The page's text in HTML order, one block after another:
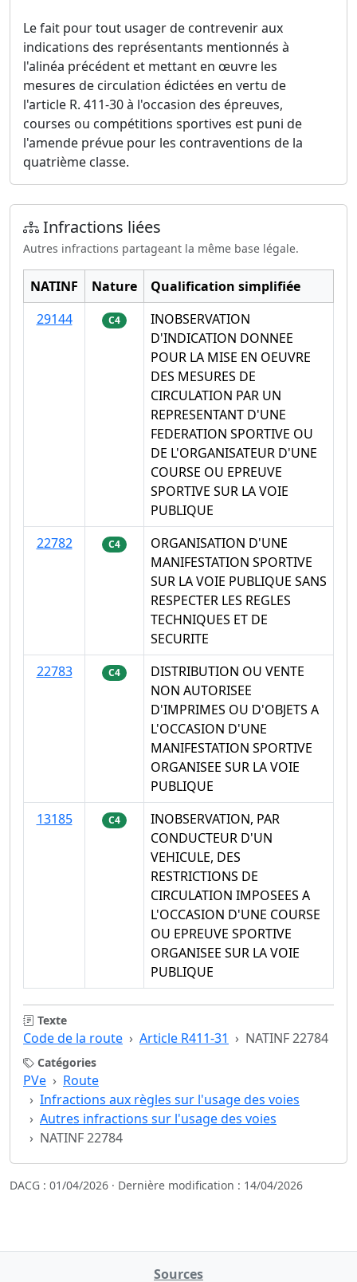
Le fait pour tout usager de contrevenir aux
indications des représentants mentionnés à
l'alinéa précédent et mettant en œuvre les
mesures de circulation édictées en vertu de
l'article R. 411-30 à l'occasion des épreuves,
courses ou compétitions sportives est puni de
l'amende prévue pour les contraventions de la
quatrième classe.
Infractions liées
Autres infractions partageant la même base légale.
NATINF Nature
Qualification simplifiée
29144
C4
INOBSERVATION
D'INDICATION DONNEE
POUR LA MISE EN OEUVRE
DES MESURES DE
CIRCULATION PAR UN
REPRESENTANT D'UNE
FEDERATION SPORTIVE OU
DE L'ORGANISATEUR D'UNE
COURSE OU EPREUVE
SPORTIVE SUR LA VOIE
PUBLIQUE
22782
C4
ORGANISATION D'UNE
MANIFESTATION SPORTIVE
SUR LA VOIE PUBLIQUE SANS
RESPECTER LES REGLES
TECHNIQUES ET DE
SECURITE
22783
C4
DISTRIBUTION OU VENTE
NON AUTORISEE
D'IMPRIMES OU D'OBJETS A
L'OCCASION D'UNE
MANIFESTATION SPORTIVE
ORGANISEE SUR LA VOIE
PUBLIQUE
13185
C4
INOBSERVATION, PAR
CONDUCTEUR D'UN
VEHICULE, DES
RESTRICTIONS DE
CIRCULATION IMPOSEES A
L'OCCASION D'UNE COURSE
OU EPREUVE SPORTIVE
ORGANISEE SUR LA VOIE
PUBLIQUE
Texte
Code de la route Article R411-31 NATINF 22784
Catégories
PVe
Route
Infractions aux règles sur l'usage des voies
Autres infractions sur l'usage des voies
NATINF 22784
DACG : 01/04/2026 · Dernière modification : 14/04/2026
Sources